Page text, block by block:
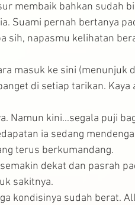
membaik bahkan sudah
Suami pernah bertanya
sih, napasmu kelihatan
masuk ke sini (menunjuk
di setiap tarikan. Kaya
Namun kini...segala puji
ia sedang
terus berkumandang.
dekat dan pasrah
sakitnya.
kondisinya sudah berat.